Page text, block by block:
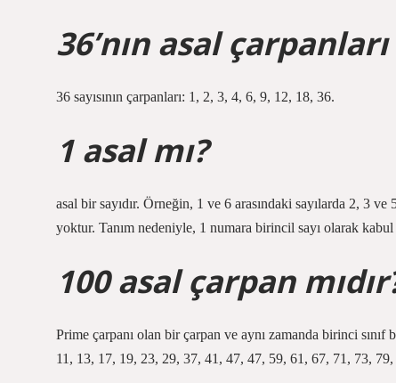
36’nın asal
36 sayısının çarpanları: 1, 2, 3, 4, 6, 9, 12, 18, 36.
1 asal mı?
asal bir sayıdır. Örneğin, 1 ve 6 arasındaki sayılarda 2, 3 ve
yoktur. Tanım nedeniyle, 1 numara birincil sayı olarak
100 asal çarpan
Prime çarpanı olan bir çarpan ve aynı zamanda birinci
11, 13, 17, 19, 23, 29, 37, 41, 47, 47, 59, 61, 67, 71, 73,